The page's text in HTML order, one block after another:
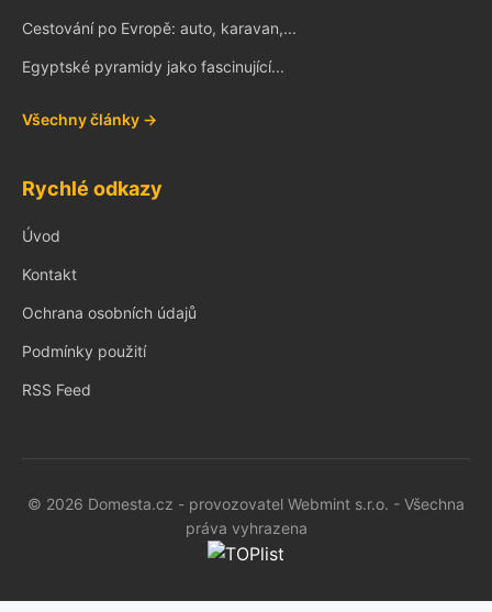
Cestování po Evropě: auto, karavan,...
Egyptské pyramidy jako fascinující...
Všechny články →
Rychlé odkazy
Úvod
Kontakt
Ochrana osobních údajů
Podmínky použití
RSS Feed
© 2026 Domesta.cz - provozovatel Webmint s.r.o. - Všechna
práva vyhrazena